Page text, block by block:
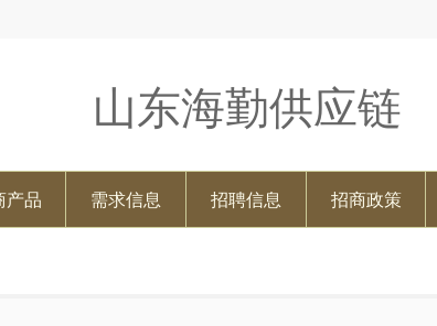
山东海勤供应链
产品 需求信息 招聘信息 招商政策